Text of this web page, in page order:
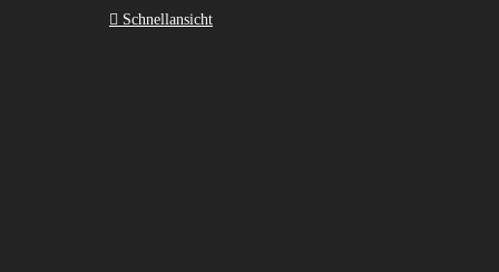
Schnellansicht